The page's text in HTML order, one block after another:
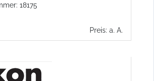
18175
Preis: a. A.